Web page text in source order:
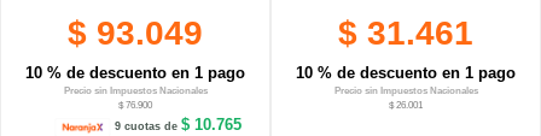
$ 93.049
10 % de descuento en 1 pago
Precio sin Impuestos Nacionales
$ 76.900
9 cuotas de$ 10.765
$ 31.461
10 % de descuento en 1 pago
Precio sin Impuestos Nacionales
$ 26.001